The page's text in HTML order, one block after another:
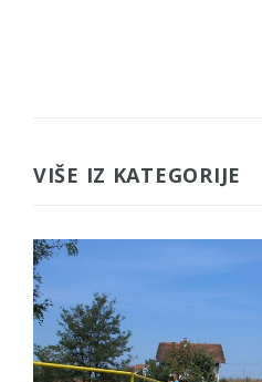
VIŠE IZ KATEGORIJE